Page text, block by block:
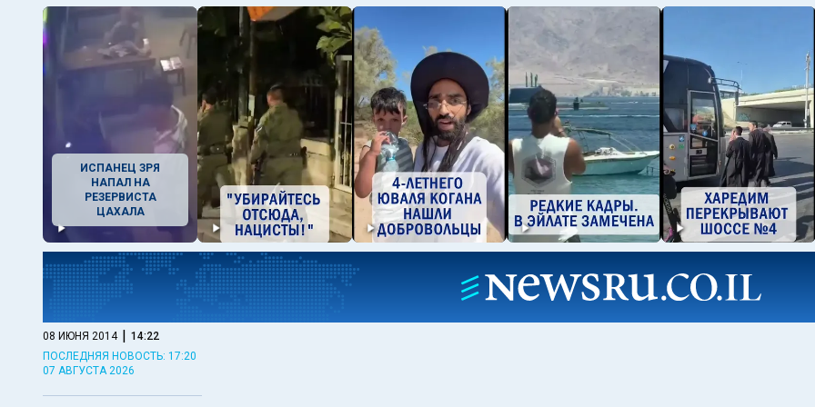
ИСПАНЕЦ ЗРЯ
НАПАЛ НА
РЕЗЕРВИСТА
ЦАХАЛА
08 ИЮНЯ 2014 | 14:22
ПОСЛЕДНЯЯ НОВОСТЬ: 17:20
07 АВГУСТА 2026